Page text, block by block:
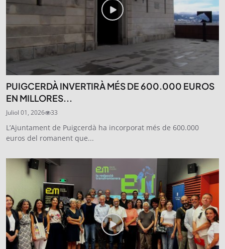
PUIGCERDÀ INVERTIRÀ MÉS DE 600.000 EUROS
EN MILLORES...
Juliol 01, 2026 33
L’Ajuntament de Puigcerdà ha incorporat més de 600.000
euros del romanent que...